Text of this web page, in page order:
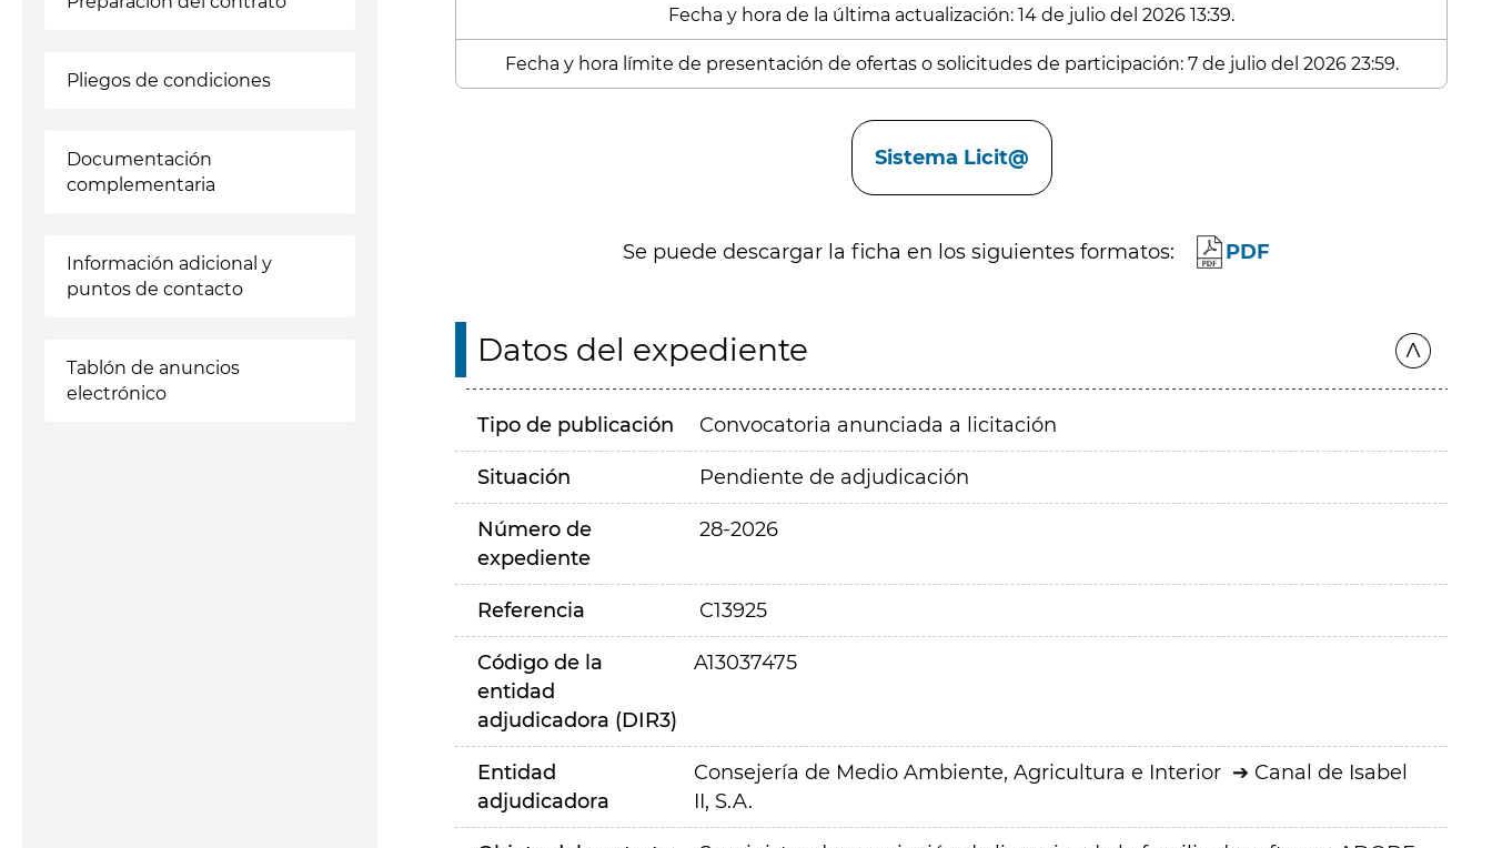
Pliegos de condiciones
Documentación
complementaria
Información adicional y
puntos de contacto
Tablón de anuncios
electrónico
Fecha y hora de la última actualización: 14 de julio del 2026 13:39.
Fecha y hora límite de presentación de ofertas o solicitudes de participación: 7 de julio del 2026 23:59.
Sistema Licit@
Se puede descargar la ficha en los siguientes formatos: PDF
Datos del expediente
Tipo de publicación Convocatoria anunciada a licitación
Situación Pendiente de adjudicación
Número de
expediente
28-2026
Referencia C13925
Código de la
entidad
adjudicadora (DIR3)
A13037475
Entidad
adjudicadora
Consejería de Medio Ambiente, Agricultura e Interior
Canal de Isabel
II, S.A.